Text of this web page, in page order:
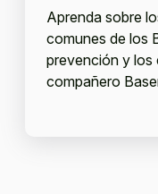
Aprenda sobre
comunes de los
prevención y los
compañero